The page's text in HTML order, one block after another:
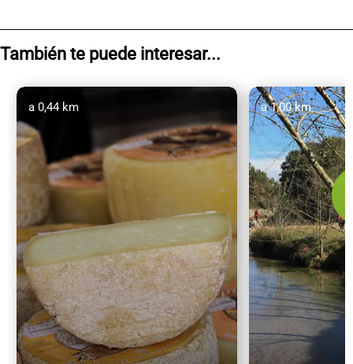
También te puede interesar...
a 0,44 km a 1,00 km